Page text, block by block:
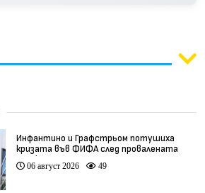
Инфантино и Графстрьом потушиха
кризата във ФИФА след провалената
сделка
06 август 2026 49